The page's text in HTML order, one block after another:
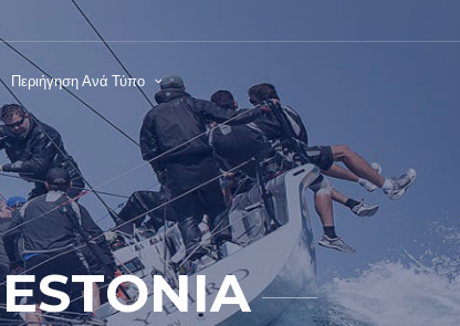
Περιήγηση Ανά Τύπο
ESTONIA